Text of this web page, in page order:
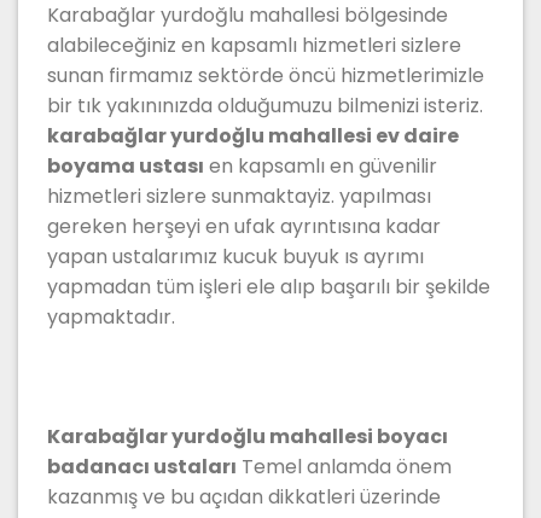
Karabağlar yurdoğlu mahallesi bölgesinde
alabileceğiniz en kapsamlı hizmetleri sizlere
sunan firmamız sektörde öncü hizmetlerimizle
bir tık yakınınızda olduğumuzu bilmenizi isteriz.
karabağlar yurdoğlu mahallesi ev daire
boyama ustası en kapsamlı en güvenilir
hizmetleri sizlere sunmaktayiz. yapılması
gereken herşeyi en ufak ayrıntısına kadar
yapan ustalarımız kucuk buyuk ıs ayrımı
yapmadan tüm işleri ele alıp başarılı bir şekilde
yapmaktadır.
Karabağlar yurdoğlu mahallesi boyacı
badanacı ustaları Temel anlamda önem
kazanmış ve bu açıdan dikkatleri üzerinde